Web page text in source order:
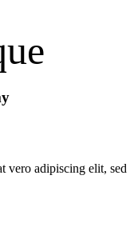
vero adipiscing elit, sed